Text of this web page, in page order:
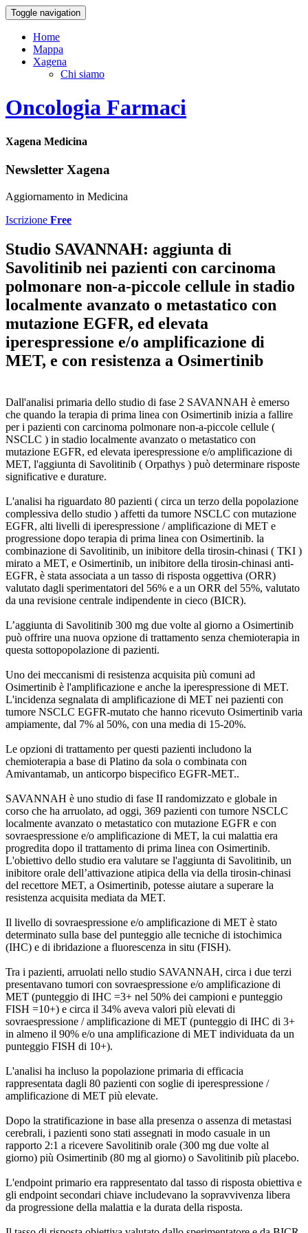
Toggle navigation
Home
Mappa
Xagena
Chi siamo
Oncologia Farmaci
Xagena Medicina
Newsletter Xagena
Aggiornamento in Medicina
Iscrizione Free
Studio SAVANNAH: aggiunta di
Savolitinib nei pazienti con carcinoma
polmonare non-a-piccole cellule in stadio
localmente avanzato o metastatico con
mutazione EGFR, ed elevata
iperespressione e/o amplificazione di
MET, e con resistenza a Osimertinib
Dall'analisi primaria dello studio di fase 2 SAVANNAH è emerso
che quando la terapia di prima linea con Osimertinib inizia a fallire
per i pazienti con carcinoma polmonare non-a-piccole cellule (
NSCLC ) in stadio localmente avanzato o metastatico con
mutazione EGFR, ed elevata iperespressione e/o amplificazione di
MET, l'aggiunta di Savolitinib ( Orpathys ) può determinare risposte
significative e durature.
L'analisi ha riguardato 80 pazienti ( circa un terzo della popolazione
complessiva dello studio ) affetti da tumore NSCLC con mutazione
EGFR, alti livelli di iperespressione / amplificazione di MET e
progressione dopo terapia di prima linea con Osimertinib. la
combinazione di Savolitinib, un inibitore della tirosin-chinasi ( TKI )
mirato a MET, e Osimertinib, un inibitore della tirosin-chinasi anti-
EGFR, è stata associata a un tasso di risposta oggettiva (ORR)
valutato dagli sperimentatori del 56% e a un ORR del 55%, valutato
da una revisione centrale indipendente in cieco (BICR).
L’aggiunta di Savolitinib 300 mg due volte al giorno a Osimertinib
può offrire una nuova opzione di trattamento senza chemioterapia in
questa sottopopolazione di pazienti.
Uno dei meccanismi di resistenza acquisita più comuni ad
Osimertinib è l'amplificazione e anche la iperespressione di MET.
L'incidenza segnalata di amplificazione di MET nei pazienti con
tumore NSCLC EGFR-mutato che hanno ricevuto Osimertinib varia
ampiamente, dal 7% al 50%, con una media di 15-20%.
Le opzioni di trattamento per questi pazienti includono la
chemioterapia a base di Platino da sola o combinata con
Amivantamab, un anticorpo bispecifico EGFR-MET..
SAVANNAH è uno studio di fase II randomizzato e globale in
corso che ha arruolato, ad oggi, 369 pazienti con tumore NSCLC
localmente avanzato o metastatico con mutazione EGFR e con
sovraespressione e/o amplificazione di MET, la cui malattia era
progredita dopo il trattamento di prima linea con Osimertinib.
L'obiettivo dello studio era valutare se l'aggiunta di Savolitinib, un
inibitore orale dell’attivazione atipica della via della tirosin-chinasi
del recettore MET, a Osimertinib, potesse aiutare a superare la
resistenza acquisita mediata da MET.
Il livello di sovraespressione e/o amplificazione di MET è stato
determinato sulla base del punteggio alle tecniche di istochimica
(IHC) e di ibridazione a fluorescenza in situ (FISH).
Tra i pazienti, arruolati nello studio SAVANNAH, circa i due terzi
presentavano tumori con sovraespressione e/o amplificazione di
MET (punteggio di IHC =3+ nel 50% dei campioni e punteggio
FISH =10+) e circa il 34% aveva valori più elevati di
sovraespressione / amplificazione di MET (punteggio di IHC di 3+
in almeno il 90% e/o una amplificazione di MET individuata da un
punteggio FISH di 10+).
L'analisi ha incluso la popolazione primaria di efficacia
rappresentata dagli 80 pazienti con soglie di iperespressione /
amplificazione di MET più elevate.
Dopo la stratificazione in base alla presenza o assenza di metastasi
cerebrali, i pazienti sono stati assegnati in modo casuale in un
rapporto 2:1 a ricevere Savolitinib orale (300 mg due volte al
giorno) più Osimertinib (80 mg al giorno) o Savolitinib più placebo.
L'endpoint primario era rappresentato dal tasso di risposta obiettiva e
gli endpoint secondari chiave includevano la sopravvivenza libera
da progressione della malattia e la durata della risposta.